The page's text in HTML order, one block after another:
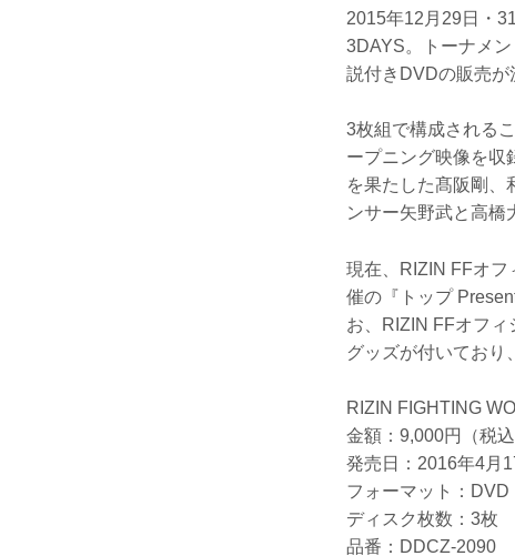
2015年12月29日・
3DAYS。トーナメ
説付きDVDの販売が
3枚組で構成される
ープニング映像を収
を果たした髙阪剛、
ンサー矢野武と高橋
現在、RIZIN FFオフ
催の『トップ
お、RIZIN FFオフ
グッズが付いており
RIZIN FIGHTING
金額：9,000円（税込
発売日：2016年4月
フォーマット：DVD
ディスク枚数：3枚
品番：DDCZ-2090